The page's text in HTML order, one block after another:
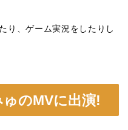
り、ゲーム実況をしたりし
のMVに出演!